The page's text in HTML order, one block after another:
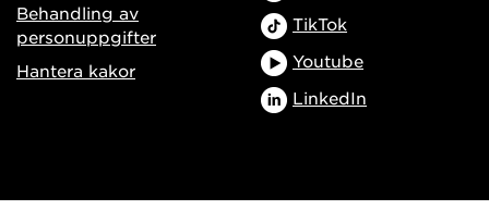
Behandling av
personuppgifter
Hantera kakor
TikTok
Youtube
LinkedIn